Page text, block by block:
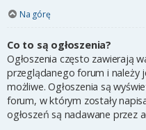
Na górę
Co to są ogłoszenia?
Ogłoszenia często zawierają
przeglądanego forum i należy
możliwe. Ogłoszenia są
forum, w którym zostały
ogłoszeń są nadawane przez